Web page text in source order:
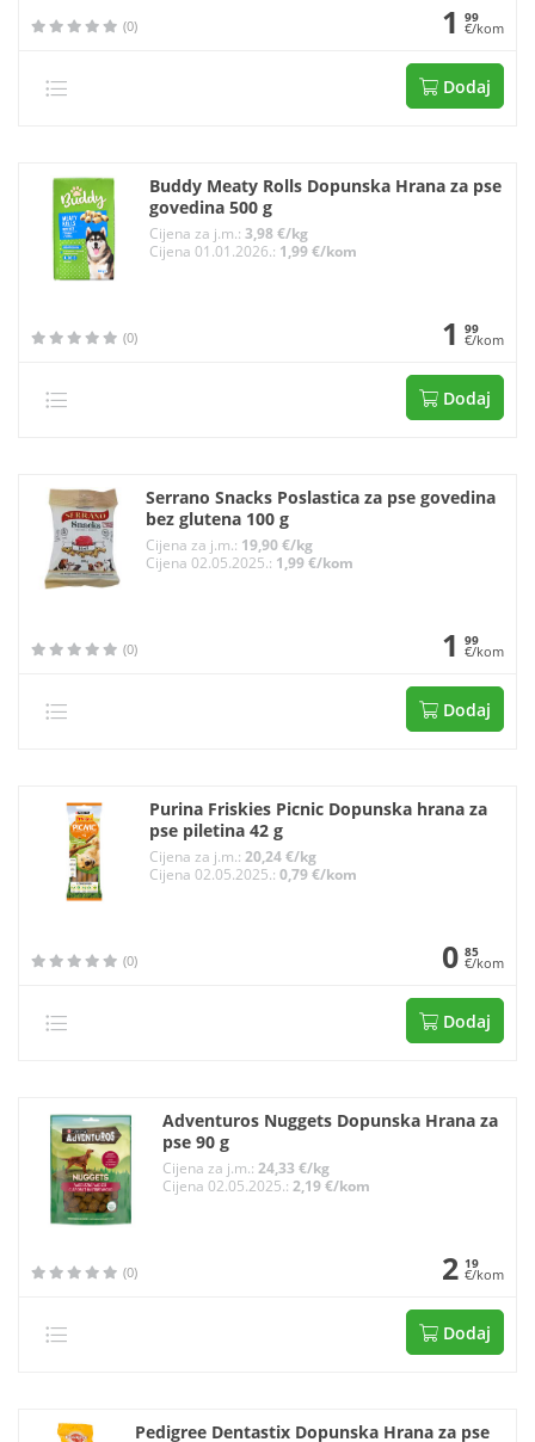
(0) 1 99
€/kom
Dodaj
Buddy Meaty Rolls Dopunska Hrana za pse
govedina 500 g
Cijena za j.m.: 3,98 €/kg
Cijena 01.01.2026.: 1,99 €/kom
(0) 1 99
€/kom
Dodaj
Serrano Snacks Poslastica za pse govedina
bez glutena 100 g
Cijena za j.m.: 19,90 €/kg
Cijena 02.05.2025.: 1,99 €/kom
(0) 1 99
€/kom
Dodaj
Purina Friskies Picnic Dopunska hrana za
pse piletina 42 g
Cijena za j.m.:20,24 €/kg
Cijena 02.05.2025.:0,79 €/kom
(0) 0 85
€/kom
Dodaj
Adventuros Nuggets Dopunska Hrana za
pse 90 g
Cijena za j.m.:24,33 €/kg
Cijena 02.05.2025.:2,19 €/kom
(0) 2 19
€/kom
Dodaj
Pedigree Dentastix Dopunska Hrana za pse